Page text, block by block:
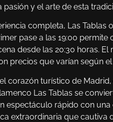
y el arte de esta
completa, Las
pase a las 19:00
desde las 20:30 horas.
precios que varían según
corazón turístico de
Las Tablas se
espectáculo rápido con
extraordinaria que cautiva